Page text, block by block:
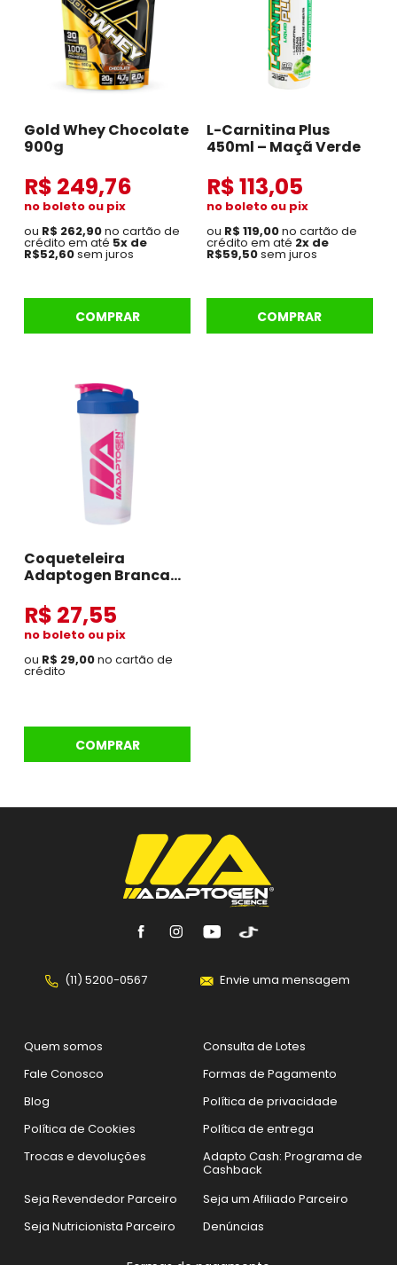
Gold Whey Chocolate
900g
R$ 249,76
no boleto ou pix
ou R$ 262,90no cartão de
crédito em até 5x de
R$52,60sem juros
COMPRAR
L-Carnitina Plus
450ml – Maçã Verde
R$ 113,05
no boleto ou pix
ou R$ 119,00no cartão de
crédito em até 2x de
R$59,50sem juros
COMPRAR
Coqueteleira
Adaptogen Branca
R$ 27,55
no boleto ou pix
ou R$ 29,00no cartão de
crédito
COMPRAR
(11) 5200-0567 Envie uma mensagem
Quem somos
Consulta de Lotes
Fale Conosco
Formas de Pagamento
Blog
Política de privacidade
Política de Cookies
Política de entrega
Trocas e devoluções
Adapto Cash: Programa de
Cashback
Seja Revendedor Parceiro
Seja um Afiliado Parceiro
Seja Nutricionista Parceiro
Denúncias